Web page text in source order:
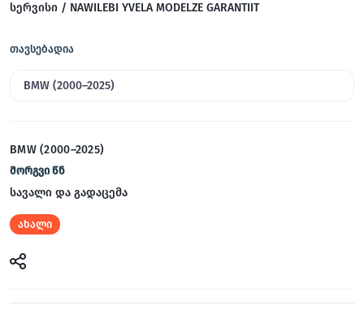
სერვისი / NAWILEBI YVELA MODELZE GARANTIIT
თავსებადია
BMW (2000–2025)
BMW (2000–2025)
მორგვი წნ
სავალი და გადაცემა
ახალი